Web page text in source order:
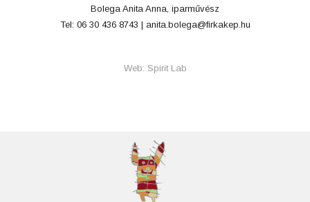
Bolega Anita Anna, iparművész
Tel: 06 30 436 8743 | anita.bolega@firkakep.hu
Web: Spirit Lab